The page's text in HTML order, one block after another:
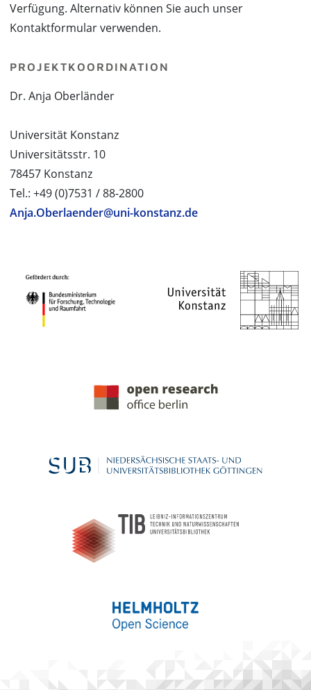
Verfügung. Alternativ können Sie auch unser
Kontaktformular verwenden.
PROJEKTKOORDINATION
Dr. Anja Oberländer
Universität Konstanz
Universitätsstr. 10
78457 Konstanz
Tel.: +49 (0)7531 / 88-2800
Anja.Oberlaender@uni-konstanz.de